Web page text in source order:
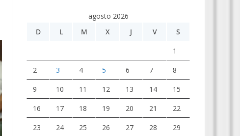
agosto 2026
D
L M X J V S
1
2 3 4 5 6 7 8
9 10 11 12 13 14 15
16 17 18 19 20 21 22
23 24 25 26 27 28 29